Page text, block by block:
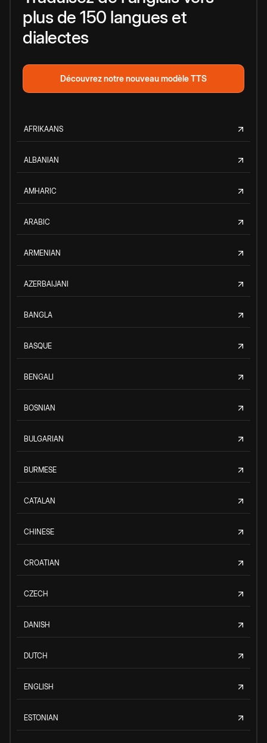
plus de 150 langues et
dialectes
Découvrez notre nouveau modèle TTS
AFRIKAANS
ALBANIAN
AMHARIC
ARABIC
ARMENIAN
AZERBAIJANI
BANGLA
BASQUE
BENGALI
BOSNIAN
BULGARIAN
BURMESE
CATALAN
CHINESE
CROATIAN
CZECH
DANISH
DUTCH
ENGLISH
ESTONIAN